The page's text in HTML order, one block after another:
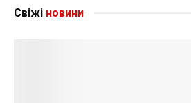
Свіжі новини